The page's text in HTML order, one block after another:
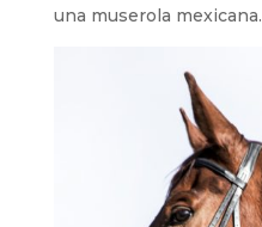
una muserola mexicana.